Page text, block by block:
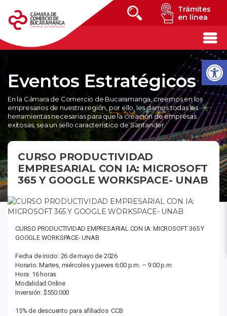
Trámites
en línea
Eventos Estratégicos
En la Cámara de Comercio de Bucaramanga, creemos en los
empresarios de nuestra región, por ello, les damos todas las
herramientas necesarias para que la creación de empresas
exitosas, sea un sello característico de Santander.
CURSO PRODUCTIVIDAD
EMPRESARIAL CON IA: MICROSOFT
365 Y GOOGLE WORKSPACE- UNAB
CURSO PRODUCTIVIDAD EMPRESARIAL CON IA: MICROSOFT 365 Y
GOOGLE WORKSPACE- UNAB
Fecha de inicio: 26 de mayo de 2026
Horario: Martes, miércoles y jueves 6:00 p.m. – 9:00 p.m
Hora: 16 horas
Modalidad:Online
Inversión: $550.000
15% de descuento para afiliados CCB